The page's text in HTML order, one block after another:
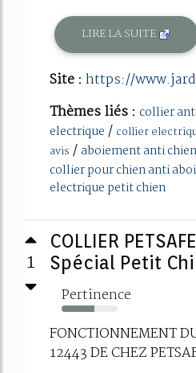
LIRE LA SUITE
Site : https://
Thèmes liés : collier
electrique / collier
avis / aboiement anti
collier pour chien anti
electrique petit chien
1
COLLIER
Spécial Petit
Pertinence
58%
FONCTIONNEMENT
12443 DE CHEZ